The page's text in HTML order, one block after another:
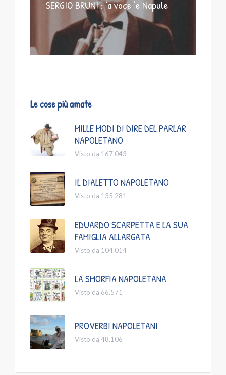
SERGIO BRUNI : ‘a voce ‘e Napule
Le cose più amate
MILLE MODI DI DIRE DEL PARLAR
NAPOLETANO
Visto da 167.043
IL DIALETTO NAPOLETANO
Visto da 135.281
EDUARDO SCARPETTA E LA SUA
FAMIGLIA ALLARGATA
Visto da 104.014
LA SMORFIA NAPOLETANA
Visto da 66.571
PROVERBI NAPOLETANI
Visto da 48.106